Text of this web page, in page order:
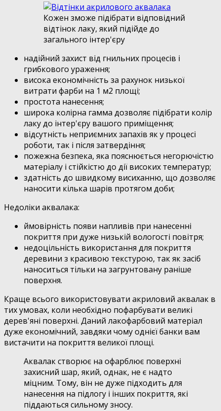
Кожен зможе підібрати відповідний
відтінок лаку, який підійде до
загального інтер'єру
надійний захист від гнильних процесів і
грибкового ураження;
висока економічність за рахунок низької
витрати фарби на 1 м2 площі;
простота нанесення;
широка колірна гамма дозволяє підібрати колір
лаку до інтер'єру вашого приміщення;
відсутність неприємних запахів як у процесі
роботи, так і після затвердіння;
пожежна безпека, яка пояснюється негорючістю
матеріалу і стійкістю до дії високих температур;
здатність до швидкому висиханню, що дозволяє
наносити кілька шарів протягом доби;
Недоліки аквалака:
ймовірність появи напливів при нанесенні
покриття при дуже низькій вологості повітря;
недоцільність використання для покриття
деревини з красивою текстурою, так як засіб
наноситься тільки на загрунтовану раніше
поверхня.
Краще всього використовувати акриловий аквалак в
тих умовах, коли необхідно пофарбувати великі
дерев'яні поверхні. Даний лакофарбовий матеріал
дуже економічний, завдяки чому однієї банки вам
вистачити на покриття великої площі.
Аквалак створює на офарблює поверхні
захисний шар, який, однак, не є надто
міцним. Тому, він не дуже підходить для
нанесення на підлогу і інших покриття, які
піддаються сильному зносу.